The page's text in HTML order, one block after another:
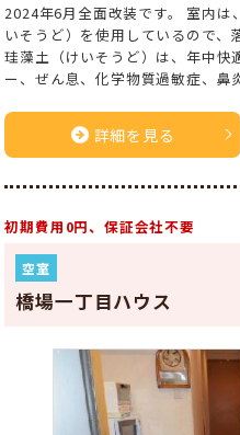
2024年6月全面改装です。 室内は
いそうど）を使用しているので、
珪藻土（けいそうど）は、年中快
ー、ぜん息、化学物質過敏症、鼻
詳細を見る
初期費用0円、保証会社不要
空室
橋場一丁目ハウス